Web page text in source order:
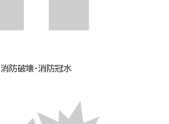
消防破壊・消防冠水